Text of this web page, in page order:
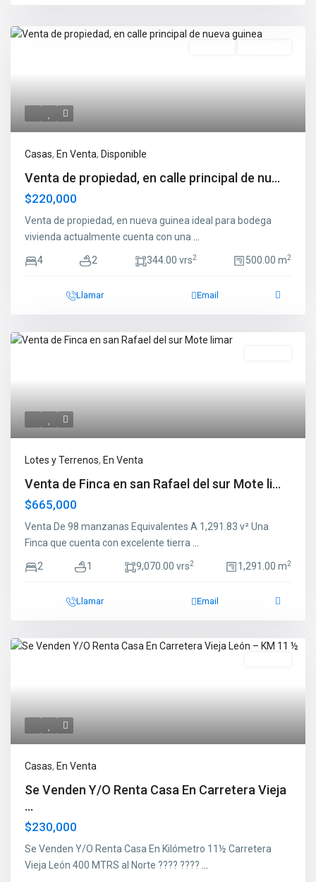
Casas, En Venta, Disponible
Venta de propiedad, en calle principal de nu...
$220,000
Venta de propiedad, en nueva guinea ideal para bodega
vivienda actualmente cuenta con una
4 2 344.00 vrs2 500.00 m2
Llamar Email
Lotes y Terrenos, En Venta
Venta de Finca en san Rafael del sur Mote li...
$665,000
Venta De 98 manzanas Equivalentes A 1,291.83 v² Una
Finca que cuenta con excelente tierra
2 1 9,070.00 vrs2 1,291.00 m2
Llamar Email
Casas, En Venta
Se Venden Y/O Renta Casa En Carretera Vieja
...
$230,000
Se Venden Y/O Renta Casa En Kilómetro 11½ Carretera
Vieja León 400 MTRS al Norte ???? ????